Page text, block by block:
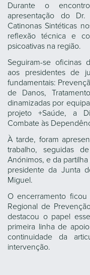
Durante o
apresentação do
Catinonas Sintéticas
reflexão técnica e
psicoativas na região.
Seguiram-se oficinas
aos presidentes de
fundamentais:
de Danos,
dinamizadas por
projeto +Saúde, a
Combate às
À tarde, foram
trabalho, seguidas
Anónimos, e da
presidente da Junta
Miguel.
O encerramento
Regional de
destacou o papel
primeira linha de
continuidade da
intervenção.